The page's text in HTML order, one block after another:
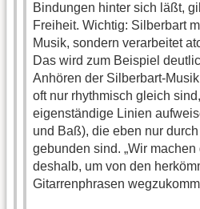
Bindungen hinter sich läßt,
Freiheit. Wichtig: Silberbart
Musik, sondern verarbeitet
Das wird zum Beispiel
Anhören der Silberbart-
oft nur rhythmisch gleich
eigenständige Linien
und Baß), die eben nur
gebunden sind. „Wir
deshalb, um von den
Gitarrenphrasen